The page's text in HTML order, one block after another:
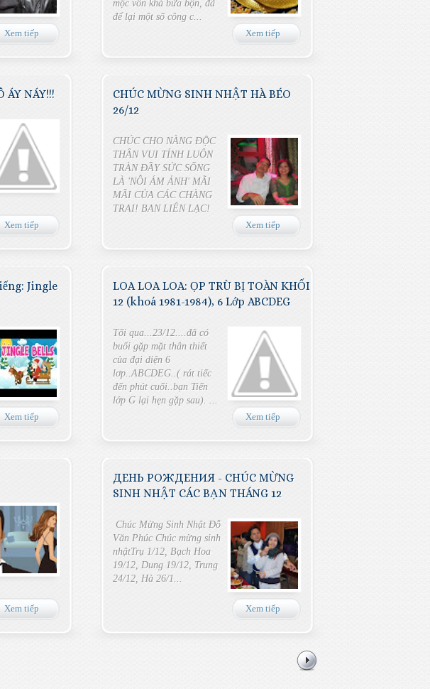
Xem tiếp
mộc vốn khá bừa bộn, đã
để lại một số công c...
Xem tiếp
ÁY NÁY!!!
Xem tiếp
CHÚC MỪNG SINH NHẬT HÀ BÉO
26/12
CHÚC CHO NÀNG ĐỘC
THÂN VUI TÍNH LUÔN
TRÀN ĐẦY SỨC SỐNG
LÀ 'NỖI ÁM ẢNH' MÃI
MÃI CỦA CÁC CHÀNG
TRAI! BAN LIÊN LẠC!
Xem tiếp
Jingle
Xem tiếp
LOA LOA LOA: ỌP TRÙ BỊ TOÀN KHỐI
12 (khoá 1981-1984), 6 Lớp ABCDEG
Tối qua...23/12....đã có
buổi gặp mặt thân thiết
của đại diện 6
lơp..ABCDEG..( rát tiếc
đến phút cuối..bạn Tiến
lớp G lại hẹn gặp sau). ...
Xem tiếp
Xem tiếp
ДЕНЬ РОЖДЕНИЯ - CHÚC MỪNG
SINH NHẬT CÁC BẠN THÁNG 12
Chúc Mừng Sinh Nhật Đỗ
Văn Phúc Chúc mừng sinh
nhậtTrụ 1/12, Bạch Hoa
19/12, Dung 19/12, Trung
24/12, Hà 26/1...
Xem tiếp